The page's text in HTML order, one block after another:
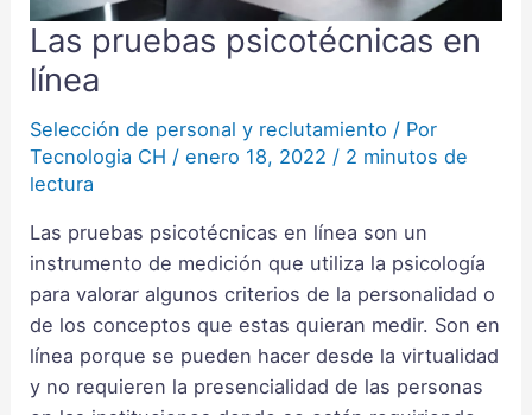
Las pruebas psicotécnicas en
línea
Selección de personal y reclutamiento / Por
Tecnologia CH /enero 18, 2022 / 2 minutos de
lectura
Las pruebas psicotécnicas en línea son un
instrumento de medición que utiliza la psicología
para valorar algunos criterios de la personalidad o
de los conceptos que estas quieran medir. Son en
línea porque se pueden hacer desde la virtualidad
y no requieren la presencialidad de las personas
Las
pruebas
psicotécnicas
en
línea